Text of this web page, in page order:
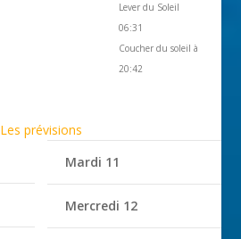
Lever du Soleil
06:31
Coucher du soleil à
20:42
Les prévisions
Mardi 11
Mercredi 12